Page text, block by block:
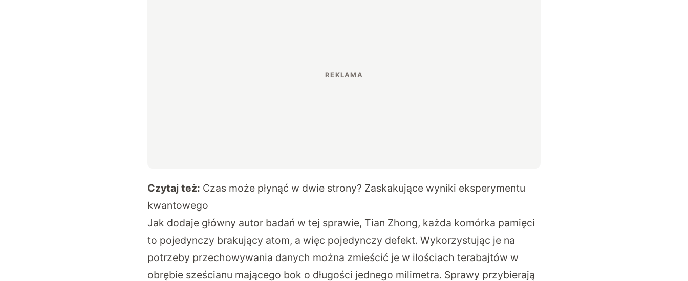
Czytaj też: Czas może płynąć w dwie strony? Zaskakujące wyniki eksperymentu
kwantowego
Jak dodaje główny autor badań w tej sprawie, Tian Zhong, każda komórka pamięci
to pojedynczy brakujący atom, a więc pojedynczy defekt. Wykorzystując je na
potrzeby przechowywania danych można zmieścić je w ilościach terabajtów w
obrębie sześcianu mającego bok o długości jednego milimetra. Sprawy przybierają